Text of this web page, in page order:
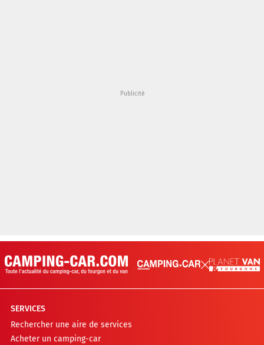
SERVICES
Rechercher une aire de services
Acheter un camping-car